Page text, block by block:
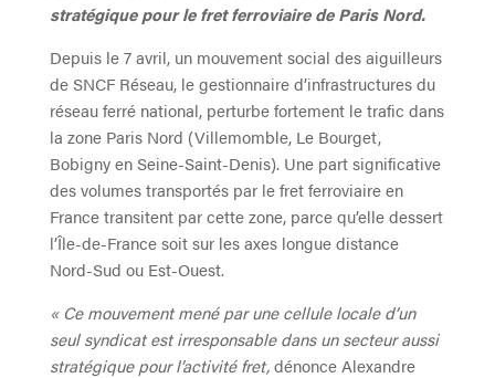
stratégique pour le fret ferroviaire de Paris Nord.
Depuis le 7 avril, un mouvement social des aiguilleurs
de SNCF Réseau, le gestionnaire d’infrastructures du
réseau ferré national, perturbe fortement le trafic dans
la zone Paris Nord (Villemomble, Le Bourget,
Bobigny en Seine-Saint-Denis). Une part significative
des volumes transportés par le fret ferroviaire en
France transitent par cette zone, parce qu’elle dessert
l’Île-de-France soit sur les axes longue distance
Nord-Sud ou Est-Ouest.
« Ce mouvement mené par une cellule locale d’un
seul syndicat est irresponsable dans un secteur aussi
stratégique pour l’activité fret,dénonce Alexandre